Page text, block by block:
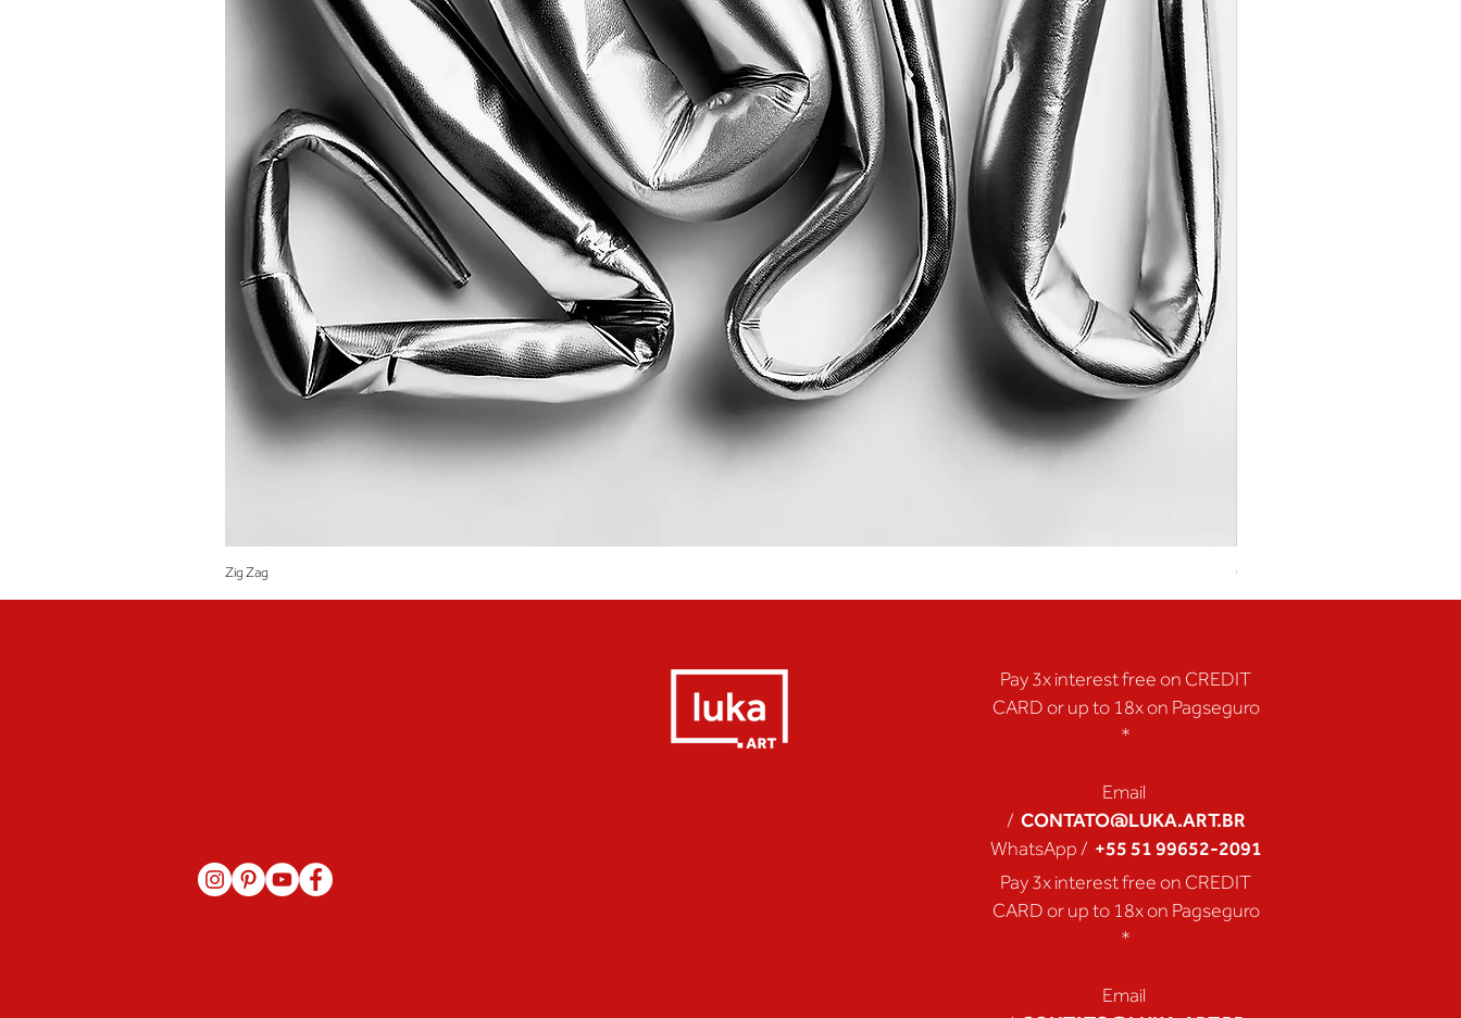
Zig Zag Coração de Artista
Pay 3x interest free on CREDIT
CARD or up to 18x on Pagseguro
*
Email
/ CONTATO@LUKA.ART.BR
WhatsApp / +55 51 99652-2091
Pay 3x interest free on CREDIT
CARD or up to 18x on Pagseguro
*
Email